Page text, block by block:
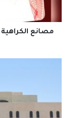
عبدالقادر
عوض
رضوان
مصانع
تصدر
لائحة